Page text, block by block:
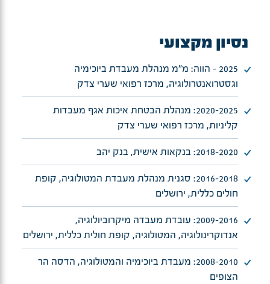
נסיון מקצועי
2025 – הווה: מ"מ מנהלת מעבדת ביוכימיה
וגסטרואנטרולוגיה, מרכז רפואי שערי צדק
2020-2025: מנהלת הבטחת איכות אגף מעבדות
קליניות, מרכז רפואי שערי צדק
2018-2020: בנקאות אישית, בנק יהב
2016-2018: סגנית מנהלת מעבדת המטולוגיה, קופת
חולים כללית, ירושלים
2009-2016: עובדת מעבדה מיקרוביולוגיה,
אנדוקרינולוגיה, המטולוגיה, קופת חולית כללית, ירושלים
2008-2010: מעבדת ביוכימיה והמטולוגיה, הדסה הר
הצופים